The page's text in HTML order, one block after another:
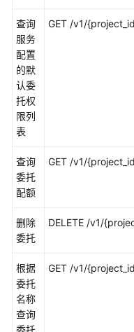
像
管
理
算
力
资
源
理
权
限
管
最
佳
实
践
查询
服务
配置
的默
认委
托权
限列
表
GET /v1/
查询
委托
配额
GET /v1/
删除
委托
DELETE /v1/
根据
委托
名称
查询
委托
GET /v1/